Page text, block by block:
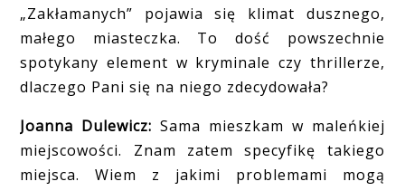
„Zakłamanych” pojawia się klimat dusznego,
małego miasteczka. To dość powszechnie
spotykany element w kryminale czy thrillerze,
dlaczego Pani się na niego zdecydowała?
Joanna Dulewicz: Sama mieszkam w maleńkiej
miejscowości. Znam zatem specyfikę takiego
miejsca. Wiem z jakimi problemami mogą